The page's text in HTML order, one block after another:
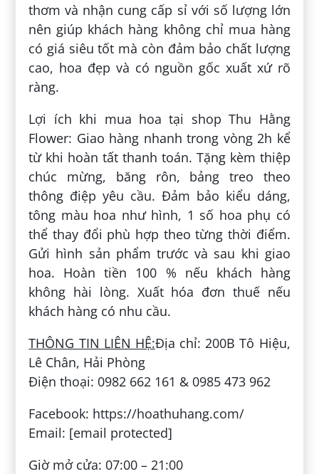
thơm và nhận cung cấp sỉ với số lượng lớn
nên giúp khách hàng không chỉ mua hàng
có giá siêu tốt mà còn đảm bảo chất lượng
cao, hoa đẹp và có nguồn gốc xuất xứ rõ
ràng.
Lợi ích khi mua hoa tại shop Thu Hằng
Flower: Giao hàng nhanh trong vòng 2h kể
từ khi hoàn tất thanh toán. Tặng kèm thiệp
chúc mừng, băng rôn, bảng treo theo
thông điệp yêu cầu. Đảm bảo kiểu dáng,
tông màu hoa như hình, 1 số hoa phụ có
thể thay đổi phù hợp theo từng thời điểm.
Gửi hình sản phẩm trước và sau khi giao
hoa. Hoàn tiền 100 % nếu khách hàng
không hài lòng. Xuất hóa đơn thuế nếu
khách hàng có nhu cầu.
THÔNG TIN LIÊN HỆ:Địa chỉ: 200B Tô Hiệu,
Lê Chân, Hải Phòng
Điện thoại: 0982 662 161 & 0985 473 962
Facebook: https://hoathuhang.com/
Email: [email protected]
Giờ mở cửa: 07:00 – 21:00